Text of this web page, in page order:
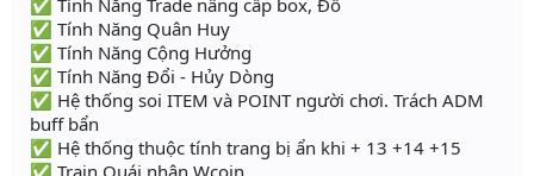
✅ Tính Năng Trade nâng cấp box, Đồ
✅ Tính Năng Quân Huy
✅ Tính Năng Cộng Hưởng
✅ Tính Năng Đổi - Hủy Dòng
✅ Hệ thống soi ITEM và POINT người chơi. Trách ADM
buff bẩn
✅ Hệ thống thuộc tính trang bị ẩn khi + 13 +14 +15